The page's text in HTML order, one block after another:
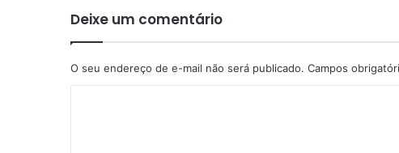
Deixe um comentário
O seu endereço de e-mail não será publicado. Campos